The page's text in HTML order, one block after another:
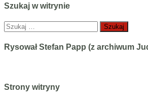
Szukaj w witrynie
Szukaj:
Rysował Stefan Papp (z archiwum
Strony witryny